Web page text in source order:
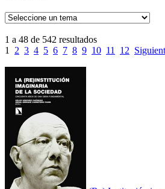
1 a 48 de 542 resultados
1 2 3 4 5 6 7 8 9 10 11 12